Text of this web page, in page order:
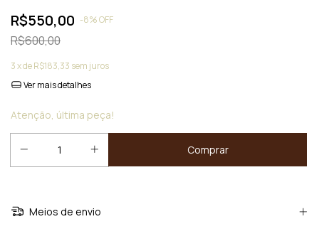
R$550,00 -8%OFF
R$600,00
3x deR$183,33 sem juros
Ver mais detalhes
Atenção, última peça!
Meios de envio